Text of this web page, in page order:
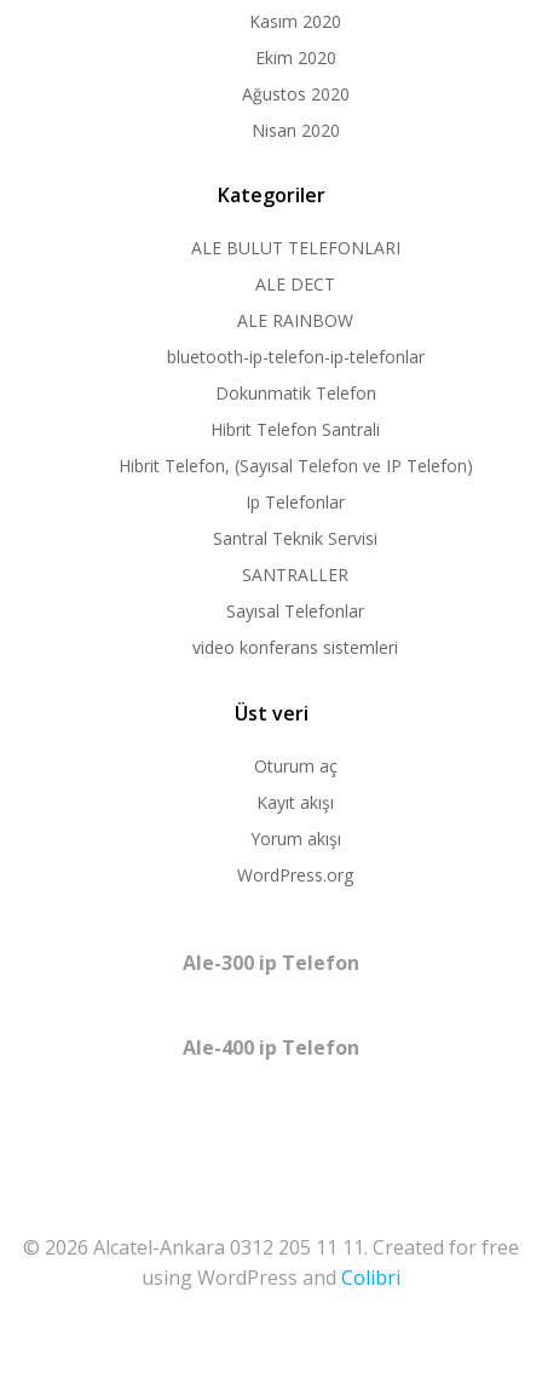
Kasım 2020
Ekim 2020
Ağustos 2020
Nisan 2020
Kategoriler
ALE BULUT TELEFONLARI
ALE DECT
ALE RAINBOW
bluetooth-ip-telefon-ip-telefonlar
Dokunmatik Telefon
Hibrit Telefon Santrali
Hibrit Telefon, (Sayısal Telefon ve IP Telefon)
Ip Telefonlar
Santral Teknik Servisi
SANTRALLER
Sayısal Telefonlar
video konferans sistemleri
Üst veri
Oturum aç
Kayıt akışı
Yorum akışı
WordPress.org
Ale-300 ip Telefon
Ale-400 ip Telefon
© 2026 Alcatel-Ankara 0312 205 11 11. Created for free
using WordPress and Colibri